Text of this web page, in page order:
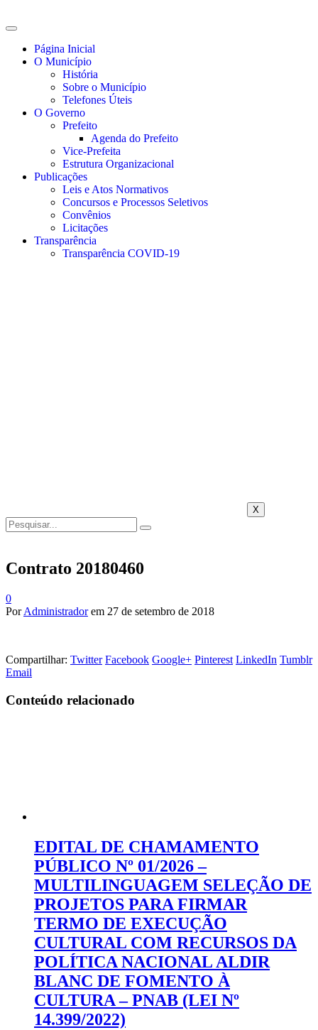
Página Inicial
O Município
História
Sobre o Município
Telefones Úteis
O Governo
Prefeito
Agenda do Prefeito
Vice-Prefeita
Estrutura Organizacional
Publicações
Leis e Atos Normativos
Concursos e Processos Seletivos
Convênios
Licitações
Transparência
Transparência COVID-19
X
Contrato 20180460
0
PorAdministrador em 27 de setembro de 2018
Compartilhar: Twitter Facebook Google+ Pinterest LinkedIn Tumblr
Email
Conteúdo relacionado
EDITAL DE CHAMAMENTO
PÚBLICO Nº 01/2026 –
MULTILINGUAGEM SELEÇÃO DE
PROJETOS PARA FIRMAR
TERMO DE EXECUÇÃO
CULTURAL COM RECURSOS DA
POLÍTICA NACIONAL ALDIR
BLANC DE FOMENTO À
CULTURA – PNAB (LEI Nº
14.399/2022)